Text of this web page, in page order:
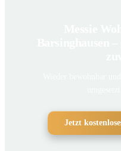
Jetzt